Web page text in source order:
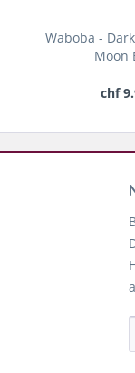
Waboba -
Moon
chf